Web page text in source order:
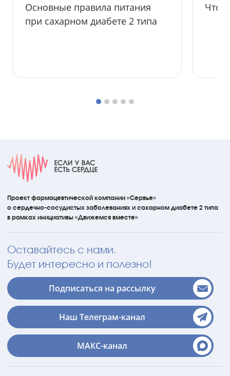
Основные правила питания
при сахарном диабете 2 типа
Что
Проект фармацевтической компании «Сервье»
о сердечно-сосудистых заболеваниях и сахарном диабете 2 типа
в рамках инициативы «Движемся вместе»
Оставайтесь с нами.
Будет интересно и полезно!
Подписаться на рассылку
Наш Телеграм-канал
МАКС-канал